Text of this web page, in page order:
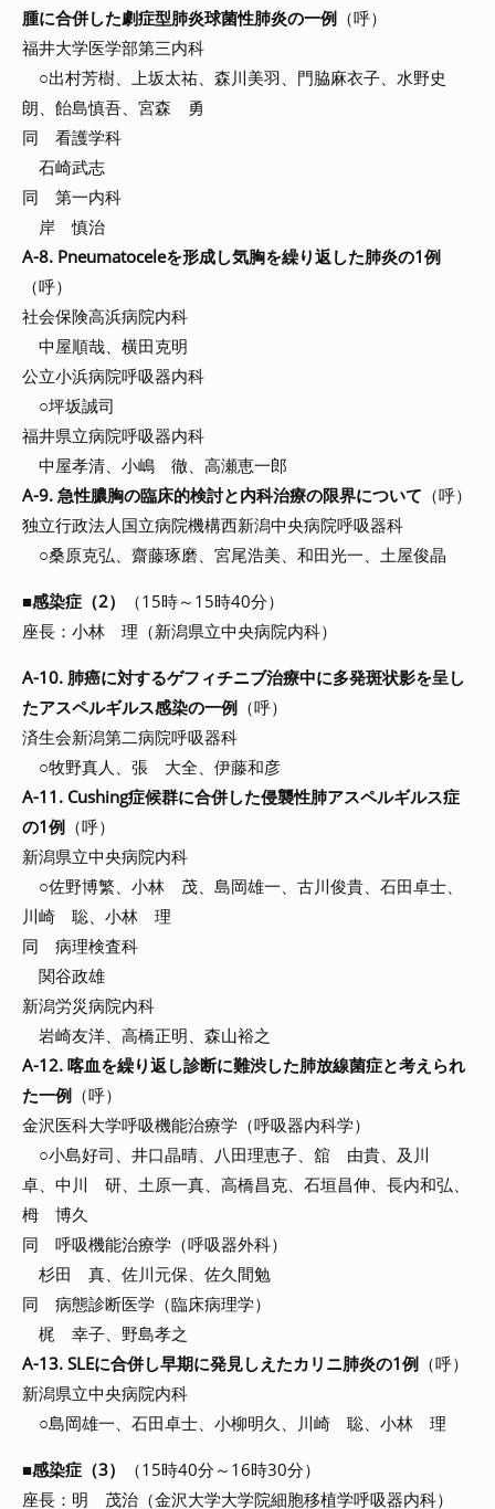
腫に合併した劇症型肺炎球菌性肺炎の一例 （呼）
福井大学医学部第三内科
○出村芳樹、上坂太祐、森川美羽、門脇麻衣子、水野史
朗、飴島慎吾、宮森 勇
同 看護学科
石崎武志
同 第一内科
岸 慎治
A-8. Pneumatoceleを形成し気胸を繰り返した肺炎の1例
（呼）
社会保険高浜病院内科
中屋順哉、横田克明
公立小浜病院呼吸器内科
○坪坂誠司
福井県立病院呼吸器内科
中屋孝清、小嶋 徹、高瀬恵一郎
A-9. 急性膿胸の臨床的検討と内科治療の限界について （呼）
独立行政法人国立病院機構西新潟中央病院呼吸器科
○桑原克弘、齋藤琢磨、宮尾浩美、和田光一、土屋俊晶
■感染症（2）
（15時～15時40分）
座長：小林 理（新潟県立中央病院内科）
A-10. 肺癌に対するゲフィチニブ治療中に多発斑状影を呈し
たアスペルギルス感染の一例 （呼）
済生会新潟第二病院呼吸器科
○牧野真人、張 大全、伊藤和彦
A-11. Cushing症候群に合併した侵襲性肺アスペルギルス症
の1例 （呼）
新潟県立中央病院内科
○佐野博繁、小林 茂、島岡雄一、古川俊貴、石田卓士、
川崎 聡、小林 理
同 病理検査科
関谷政雄
新潟労災病院内科
岩崎友洋、高橋正明、森山裕之
A-12. 喀血を繰り返し診断に難渋した肺放線菌症と考えられ
た一例 （呼）
金沢医科大学呼吸機能治療学（呼吸器内科学）
○小島好司、井口晶晴、八田理恵子、舘 由貴、及川
卓、中川 研、土原一真、高橋昌克、石垣昌伸、長内和弘、
栂 博久
同 呼吸機能治療学（呼吸器外科）
杉田 真、佐川元保、佐久間勉
同 病態診断医学（臨床病理学）
梶 幸子、野島孝之
A-13. SLEに合併し早期に発見しえたカリニ肺炎の1例 （呼）
新潟県立中央病院内科
○島岡雄一、石田卓士、小柳明久、川崎 聡、小林 理
■感染症（3）
（15時40分～16時30分）
座長：明 茂治（金沢大学大学院細胞移植学呼吸器内科）